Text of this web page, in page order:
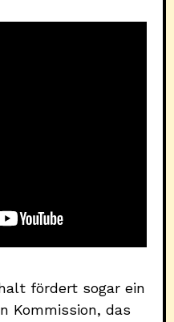
fördert sogar ein
Kommission, das